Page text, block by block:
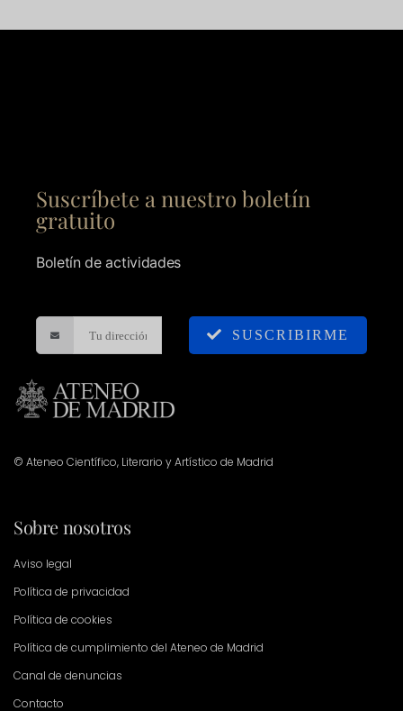
Suscríbete a nuestro boletín
gratuito
Boletín de actividades
SUSCRIBIRME
© Ateneo Científico, Literario y Artístico de Madrid
Sobre nosotros
Aviso legal
Política de privacidad
Política de cookies
Política de cumplimiento del Ateneo de Madrid
Canal de denuncias
Contacto